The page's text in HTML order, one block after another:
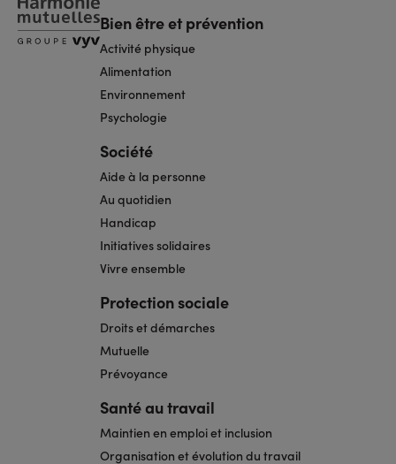
Bien être et prévention
Activité physique
Alimentation
Environnement
Psychologie
Société
Aide à la personne
Au quotidien
Handicap
Initiatives solidaires
Vivre ensemble
Protection sociale
Droits et démarches
Mutuelle
Prévoyance
Santé au travail
Maintien en emploi et inclusion
Organisation et évolution du travail